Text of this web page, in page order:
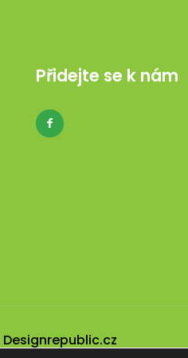
Přidejte se k nám
Designrepublic.cz